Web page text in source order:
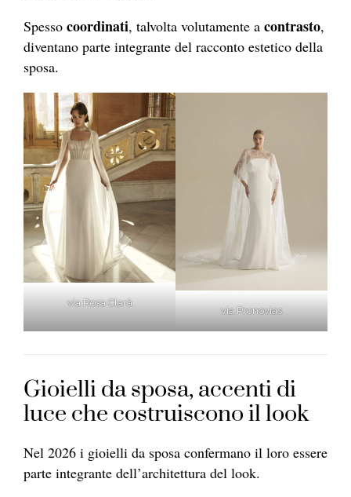
Spesso coordinati, talvolta volutamente a contrasto,
diventano parte integrante del racconto estetico della
sposa.
via Rosa Clarà
via Pronovias
Gioielli da sposa, accenti di
luce che costruiscono il look
Nel 2026 i gioielli da sposa confermano il loro essere
parte integrante dell’architettura del look.